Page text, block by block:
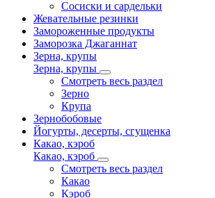
Сосиски и сардельки
Жевательные резинки
Замороженные продукты
Заморозка Джаганнат
Зерна, крупы
Зерна, крупы
Смотреть весь раздел
Зерно
Крупа
Зернобобовые
Йогурты, десерты, сгущенка
Какао, кэроб
Какао, кэроб
Смотреть весь раздел
Какао
Кэроб